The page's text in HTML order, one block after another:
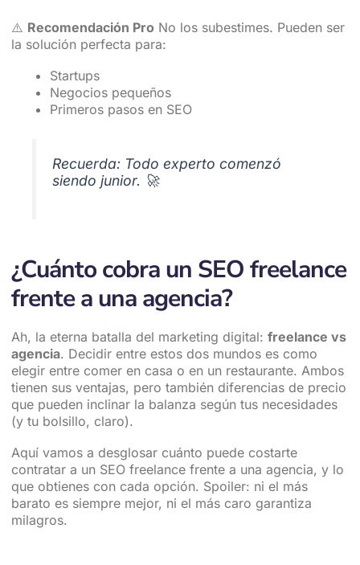
⚠️ Recomendación Pro No los subestimes. Pueden ser
la solución perfecta para:
Startups
Negocios pequeños
Primeros pasos en SEO
Recuerda: Todo experto comenzó
siendo junior. 🚀
¿Cuánto cobra un SEO freelance
frente a una agencia?
Ah, la eterna batalla del marketing digital: freelance vs
agencia. Decidir entre estos dos mundos es como
elegir entre comer en casa o en un restaurante. Ambos
tienen sus ventajas, pero también diferencias de precio
que pueden inclinar la balanza según tus necesidades
(y tu bolsillo, claro).
Aquí vamos a desglosar cuánto puede costarte
contratar a un SEO freelance frente a una agencia, y lo
que obtienes con cada opción. Spoiler: ni el más
barato es siempre mejor, ni el más caro garantiza
milagros.